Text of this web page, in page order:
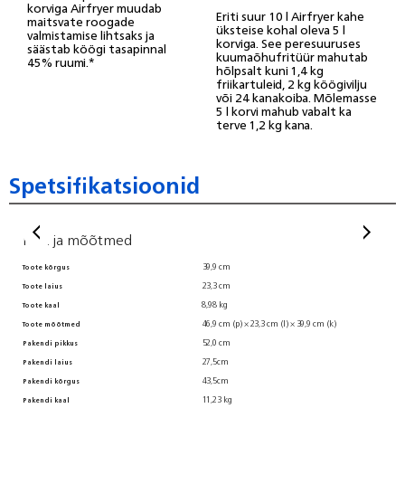
korviga Airfryer muudab
maitsvate roogade
valmistamise lihtsaks ja
säästab köögi tasapinnal
45% ruumi.*
Eriti suur 10 l Airfryer kahe
üksteise kohal oleva 5 l
korviga. See peresuuruses
kuumaõhufritüür mahutab
hõlpsalt kuni 1,4 kg
friikartuleid, 2 kg köögivilju
või 24 kanakoiba. Mõlemasse
5 l korvi mahub vabalt ka
terve 1,2 kg kana.
Spetsifikatsioonid
Kaal ja mõõtmed
Toote kõrgus
Toote laius
Toote kaal
Toote mõõtmed
Pakendi pikkus
Pakendi laius
Pakendi kõrgus
Pakendi kaal
39,9 cm
23,3 cm
8,98 kg
46,9 cm (p) × 23,3 cm (l) × 39,9 cm (k)
52,0 cm
27,5cm
43,5cm
11,23 kg